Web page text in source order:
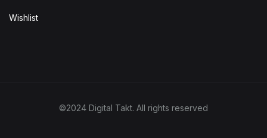
Wishlist
©2024 Digital Takt. All rights reserved